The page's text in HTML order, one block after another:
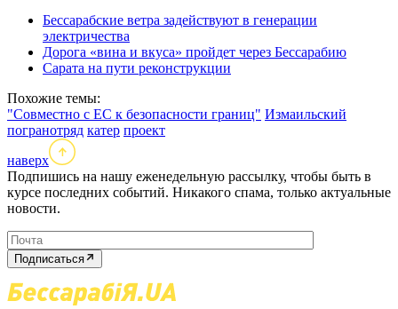
Бессарабские ветра задействуют в генерации
электричества
Дорога «вина и вкуса» пройдет через Бессарабию
Сарата на пути реконструкции
Похожие темы:
"Совместно с ЕС к безопасности границ" Измаильский
погранотряд катер проект
наверх
Подпишись на нашу еженедельную рассылку, чтобы быть в
курсе последних событий. Никакого спама, только актуальные
новости.
Подписаться